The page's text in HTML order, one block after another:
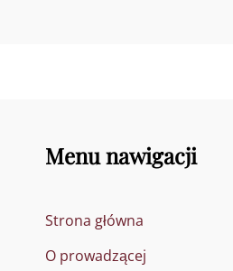
Menu nawigacji
Strona główna
O prowadzącej